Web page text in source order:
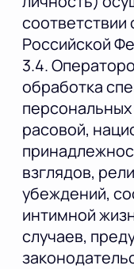
соответствии
Российской
3.4.
обработка
расовой,
взглядов,
убеждений,
интимной
случаев,